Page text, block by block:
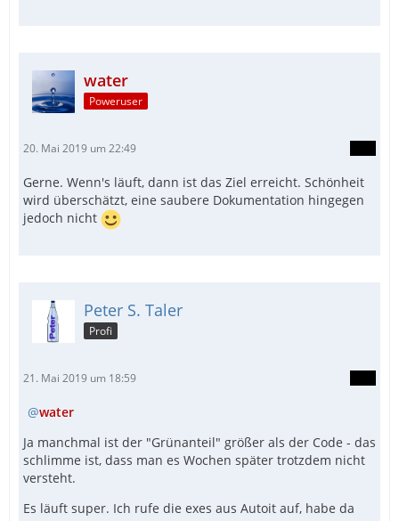
water
Poweruser
20. Mai 2019 um 22:49
Gerne. Wenn's läuft, dann ist das Ziel erreicht. Schönheit
wird überschätzt, eine saubere Dokumentation hingegen
jedoch nicht
Peter S. Taler
Profi
21. Mai 2019 um 18:59
water
Ja manchmal ist der "Grünanteil" größer als der Code - das
schlimme ist, dass man es Wochen später trotzdem nicht
versteht.
Es läuft super. Ich rufe die exes aus Autoit auf, habe da